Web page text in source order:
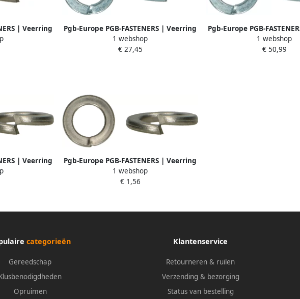
| Veerring
| 100 st
Pgb-Europe PGB-FASTENERS | Veerring
DIN 127B M12 Zn | 500 st 12700101205
1 webshop
€ 27,45
Pgb-Europe PGB-
DIN 127B M48 Zn | 1 st
1 webshop
€ 50,99
| Veerring
| 200 st
Pgb-Europe PGB-FASTENERS | Veerring
DIN 127B M 5 A2 | 200 st
000127A0000503
1 webshop
€ 1,56
categorieën
Gereedschap
Opruimen
Klantenservice
Retourneren & ruilen
Verzending & bezorging
Status van bestelling